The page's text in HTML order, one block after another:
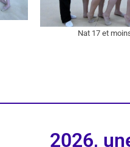
Nat 17 et
2026,